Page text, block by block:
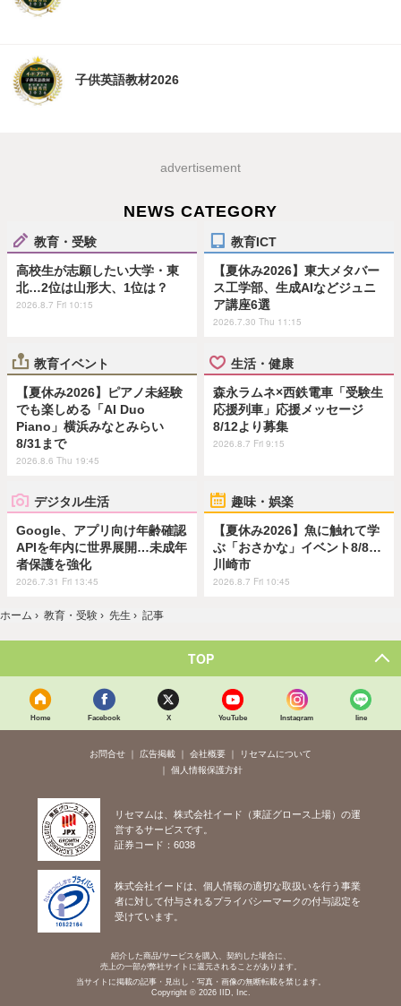
子供英語教材2026
advertisement
NEWS CATEGORY
教育・受験
高校生が志願したい大学・東
北…2位は山形大、1位は？
2026.8.7 Fri 10:15
教育ICT
【夏休み2026】東大メタバー
ス工学部、生成AIなどジュニ
ア講座6選
2026.7.30 Thu 11:15
教育イベント
【夏休み2026】ピアノ未経験
でも楽しめる「AI Duo
Piano」横浜みなとみらい
8/31まで
2026.8.6 Thu 19:45
生活・健康
森永ラムネ×西鉄電車「受験生
応援列車」応援メッセージ
8/12より募集
2026.8.7 Fri 9:15
デジタル生活
Google、アプリ向け年齢確認
APIを年内に世界展開…未成年
者保護を強化
2026.7.31 Fri 13:45
趣味・娯楽
【夏休み2026】魚に触れて学
ぶ「おさかな」イベント8/8…
川崎市
2026.8.7 Fri 10:45
ホーム › 教育・受験 › 先生 › 記事
TOP
Home Facebook X YouTube Instagram line
お問合せ 広告掲載 会社概要
リセマムについて
個人情報保護方針
リセマムは、株式会社イード（東証グロース上場）の運
営するサービスです。
証券コード：6038
株式会社イードは、個人情報の適切な取扱いを行う事業
者に対して付与されるプライバシーマークの付与認定を
受けています。
紹介した商品/サービスを購入、契約した場合に、
売上の一部が弊社サイトに還元されることがあります。
当サイトに掲載の記事・見出し・写真・画像の無断転載を禁じます。
Copyright © 2026 IID, Inc.